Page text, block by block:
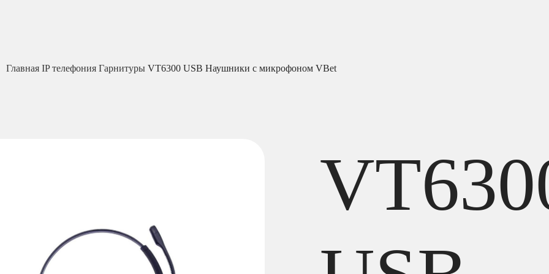
Главная IP телефония Гарнитуры VT6300 USB Наушники с микрофоном VBet